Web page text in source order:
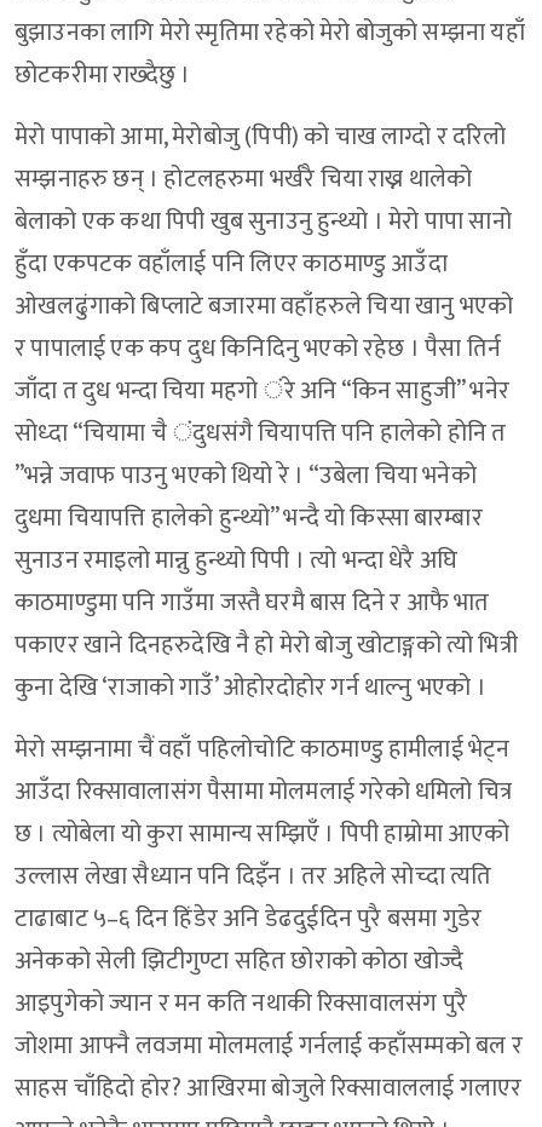
बुझाउनका लागि मेरो स्मृतिमा रहेको मेरो बोजुको सम्झना यहाँ
छोटकरीमा राख्दैछु ।
मेरो पापाको आमा, मेरोबोजु (पिपी) को चाख लाग्दो र दरिलो
सम्झनाहरु छन् । होटलहरुमा भर्खरै चिया राख्न थालेको
बेलाको एक कथा पिपी खुब सुनाउनु हुन्थ्यो । मेरो पापा सानो
हुँदा एकपटक वहाँलाई पनि लिएर काठमाण्डु आउँदा
ओखलढुंगाको बिप्लाटे बजारमा वहाँहरुले चिया खानु भएको
र पापालाई एक कप दुध किनिदिनु भएको रहेछ । पैसा तिर्न
जाँदा त दुध भन्दा चिया महगो ंरे अनि “किन साहुजी” भनेर
सोध्दा “चियामा चै ंदुधसंगै चियापत्ति पनि हालेको होनि त
”भन्ने जवाफ पाउनु भएको थियो रे । “उबेला चिया भनेको
दुधमा चियापत्ति हालेको हुन्थ्यो” भन्दै यो किस्सा बारम्बार
सुनाउन रमाइलो मान्नु हुन्थ्यो पिपी । त्यो भन्दा धेरै अघि
काठमाण्डुमा पनि गाउँमा जस्तै घरमै बास दिने र आफै भात
पकाएर खाने दिनहरुदेखि नै हो मेरो बोजु खोटाङ्गको त्यो भित्री
कुना देखि ‘राजाको गाउँ’ ओहोरदोहोर गर्न थाल्नु भएको ।
मेरो सम्झनामा चैं वहाँ पहिलोचोटि काठमाण्डु हामीलाई भेट्न
आउँदा रिक्सावालासंग पैसामा मोलमलाई गरेको धमिलो चित्र
छ । त्योबेला यो कुरा सामान्य सम्झिएँ । पिपी हाम्रोमा आएको
उल्लास लेखा सैध्यान पनि दिइँन । तर अहिले सोच्दा त्यति
टाढाबाट ५–६ दिन हिंडेर अनि डेढदुईदिन पुरै बसमा गुडेर
अनेकको सेली झिटीगुण्टा सहित छोराको कोठा खोज्दै
आइपुगेको ज्यान र मन कति नथाकी रिक्सावालसंग पुरै
जोशमा आफ्नै लवजमा मोलमलाई गर्नलाई कहाँसम्मको बल र
साहस चाँहिदो होर? आखिरमा बोजुले रिक्सावाललाई गलाएर